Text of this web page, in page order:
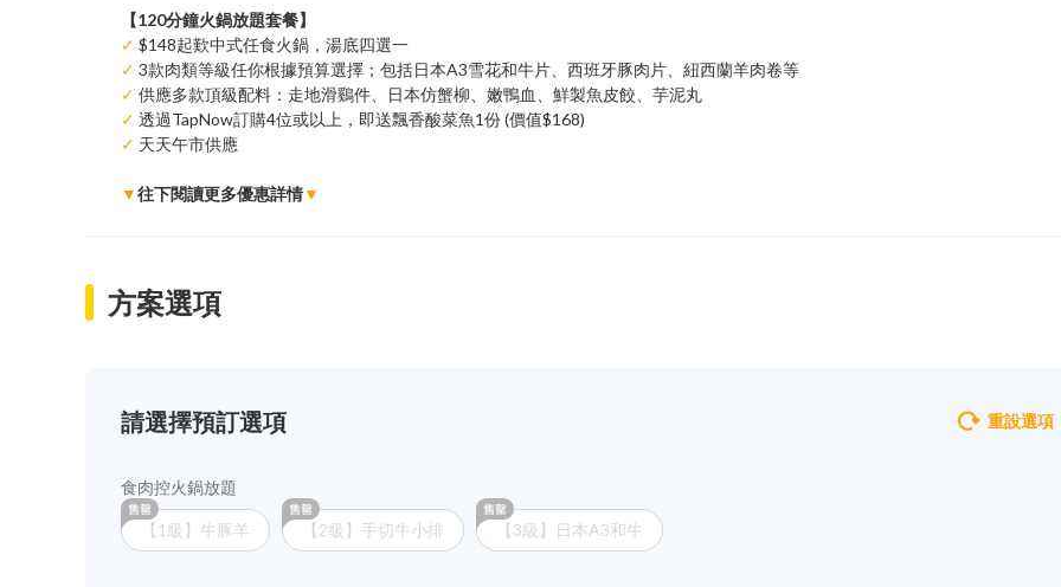
【120分鐘火鍋放題套餐】
✓ $148起歎中式任食火鍋，湯底四選一
✓ 3款肉類等級任你根據預算選擇；包括日本A3雪花和牛片、西班牙豚肉片、紐西蘭羊肉卷等
✓ 供應多款頂級配料：走地滑鷄件、日本仿蟹柳、嫩鴨血、鮮製魚皮餃、芋泥丸
✓ 透過TapNow訂購4位或以上，即送飄香酸菜魚1份 (價值$168)
✓ 天天午市供應
▼往下閱讀更多優惠詳情▼
方案選項
請選擇預訂選項 重設選項
食肉控火鍋放題
【1級】牛豚羊 【2級】手切牛小排 【3級】日本A3和牛